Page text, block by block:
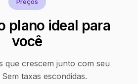
plano ideal para
você
que crescem junto com seu
taxas escondidas.